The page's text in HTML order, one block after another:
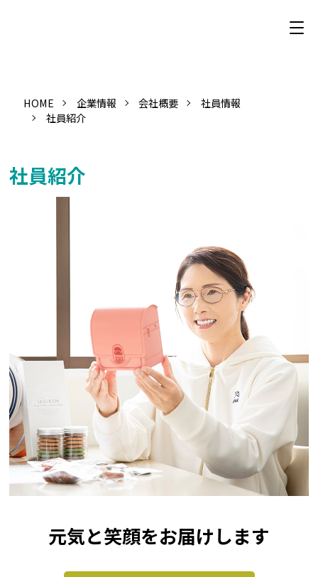
HOME 企業情報 会社概要
社員情報
社員紹介
社員紹介
元気と笑顔をお届けします